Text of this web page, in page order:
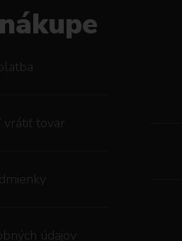
tovar
údajov